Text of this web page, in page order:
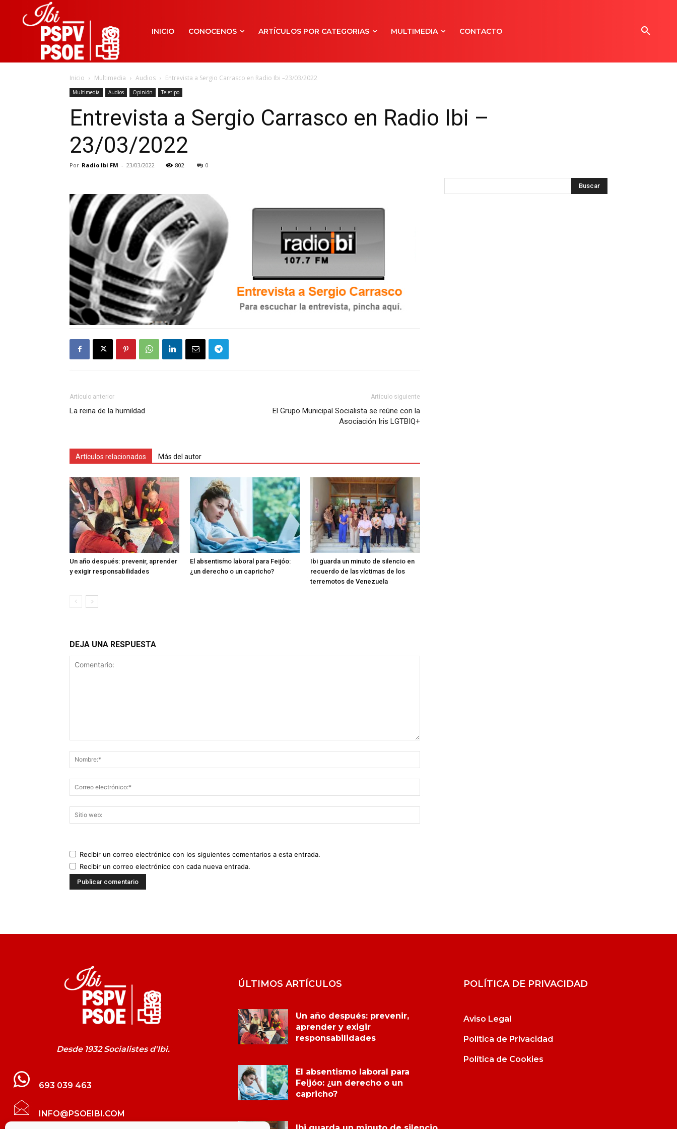
INICIO CONOCENOS ARTÍCULOS POR CATEGORIAS MULTIMEDIA CONTACTO
Inicio Multimedia Audios Entrevista a Sergio Carrasco en Radio Ibi –23/03/2022
Multimedia Audios Opinión Teletipo
Entrevista a Sergio Carrasco en Radio Ibi –
23/03/2022
Por Radio Ibi FM - 23/03/2022 802 0
Artículo anterior
La reina de la humildad
Artículo siguiente
El Grupo Municipal Socialista se reúne con la
Asociación Iris LGTBIQ+
Artículos relacionados Más del autor
Un año después: prevenir, aprender
y exigir responsabilidades
El absentismo laboral para Feijóo:
¿un derecho o un capricho?
Ibi guarda un minuto de silencio en
recuerdo de las víctimas de los
terremotos de Venezuela
DEJA UNA RESPUESTA
Recibir un correo electrónico con los siguientes comentarios a esta entrada.
Recibir un correo electrónico con cada nueva entrada.
Desde 1932 Socialistes d'Ibi.
693 039 463
INFO@PSOEIBI.COM
ÚLTIMOS ARTÍCULOS
Un año después: prevenir,
aprender y exigir
responsabilidades
El absentismo laboral para
Feijóo: ¿un derecho o un
capricho?
POLÍTICA DE PRIVACIDAD
Aviso Legal
Política de Privacidad
Política de Cookies